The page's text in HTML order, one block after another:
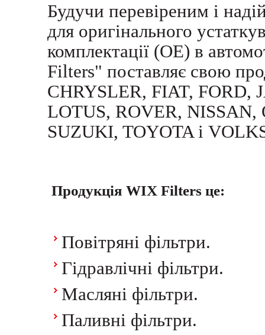
Будучи перевіреним і
для оригінального
комплектації (OE) в
Filters" поставляє свою
CHRYSLER, FIAT, FORD,
LOTUS, ROVER,
SUZUKI, TOYOTA і
Продукція WIX Filters це:
Повітряні фільтри.
Гідравлічні фільтри.
Масляні фільтри.
Паливні фільтри.